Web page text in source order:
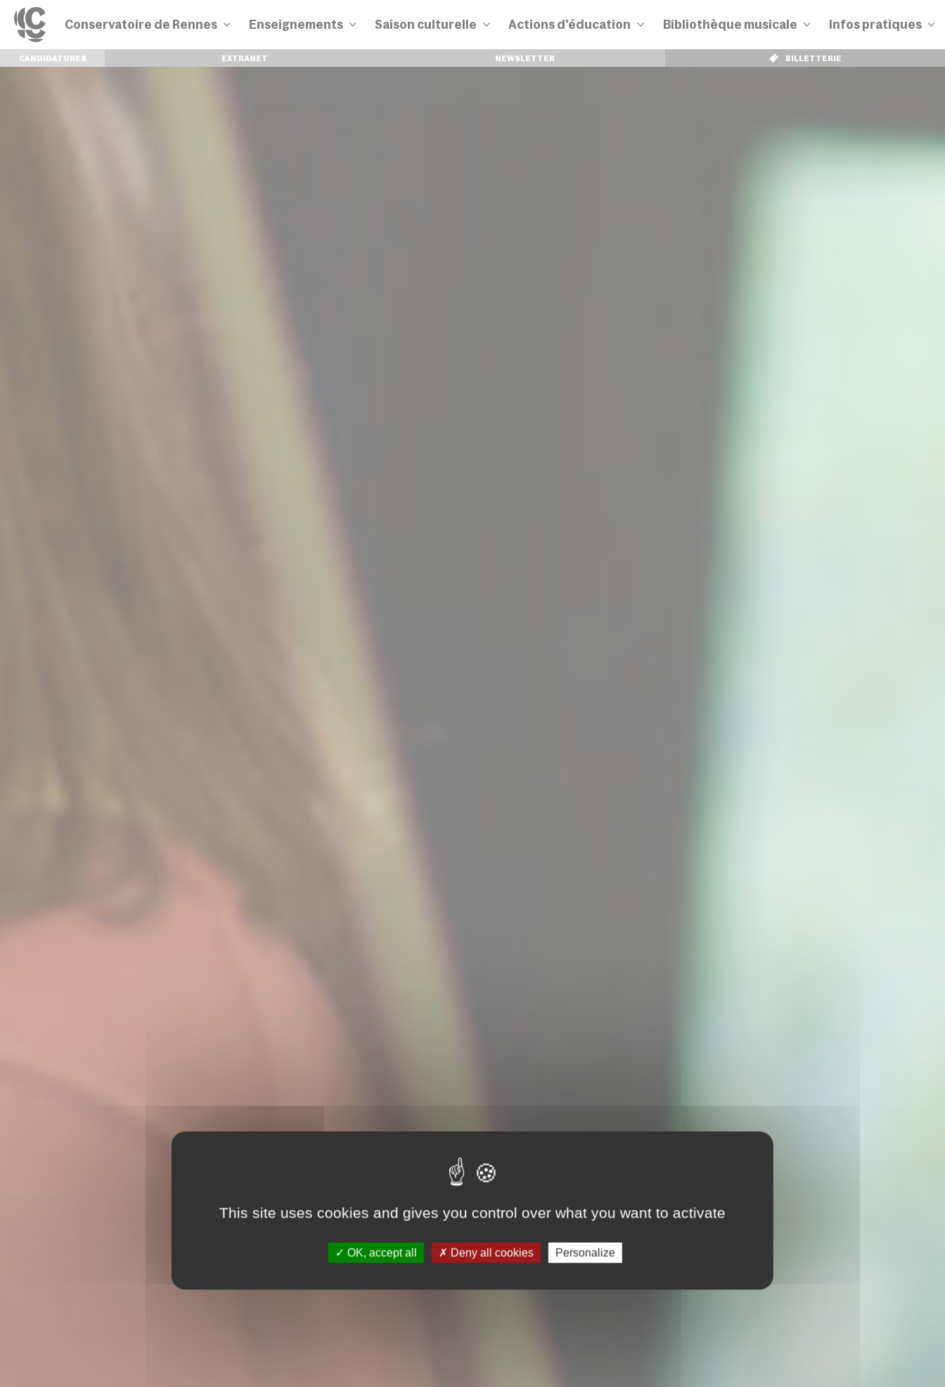
Conservatoire de Rennes Enseignements Saison culturelle Actions d'éducation Bibliothèque musicale Infos pratiques
CANDIDATURES EXTRANET NEWSLETTER BILLETTERIE
This site uses cookies and gives you control over what you want to activate
OK, accept all Deny all cookies Personalize